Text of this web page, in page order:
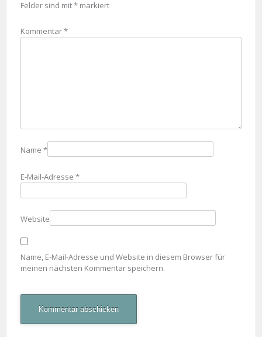
Felder sind mit* markiert
Kommentar*
Name *
E-Mail-Adresse *
Website
Name, E-Mail-Adresse und Website in diesem Browser für
meinen nächsten Kommentar speichern.